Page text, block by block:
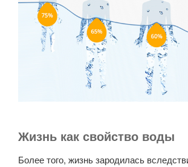
Жизнь как свойство воды
Более того, жизнь зародилась